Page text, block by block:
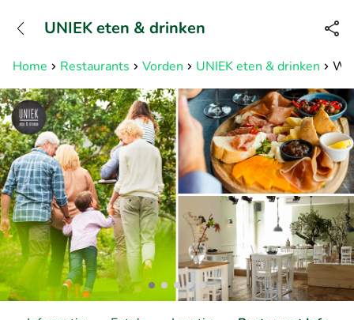
Bereikbaar tot 23:00 uur
Home Restaurants Vorden UNIEK eten & drinken
UNIEK eten & drinken